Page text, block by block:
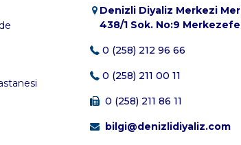
Denizli Diyaliz Merkezi
438/1 Sok. No:9
0 (258) 212 96 66
0 (258) 211 00 11
0 (258) 211 86 11
bilgi@denizlidiyaliz.com